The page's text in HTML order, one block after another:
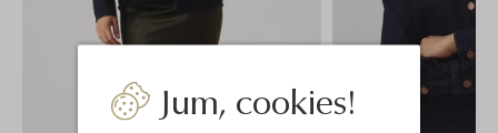
Jum, cookies!